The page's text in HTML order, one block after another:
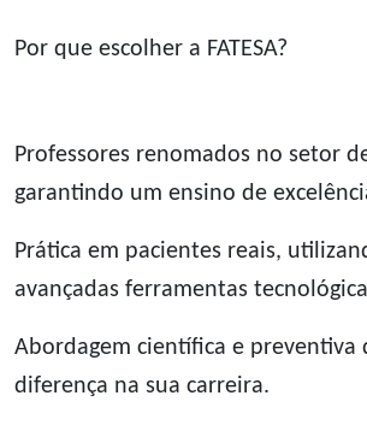
Por que escolher a FATESA?
Professores renomados no setor
garantindo um ensino de
Prática em pacientes reais,
avançadas ferramentas
Abordagem científica e preventiva
diferença na sua carreira.